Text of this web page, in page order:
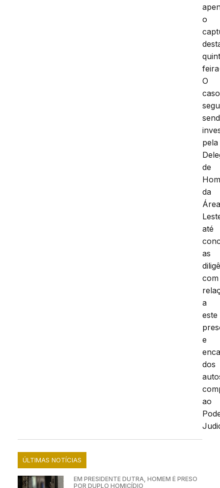
o
O
caso
pela
de
da
até
as
com
a
este
e
dos
ao
ÚLTIMAS NOTÍCIAS
EM PRESIDENTE DUTRA, HOMEM É PRESO
POR DUPLO HOMICÍDIO